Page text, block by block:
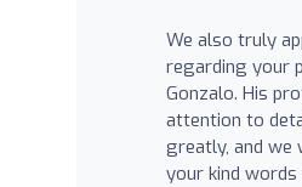
We also truly
regarding your
Gonzalo. His
attention to
greatly, and we
your kind words